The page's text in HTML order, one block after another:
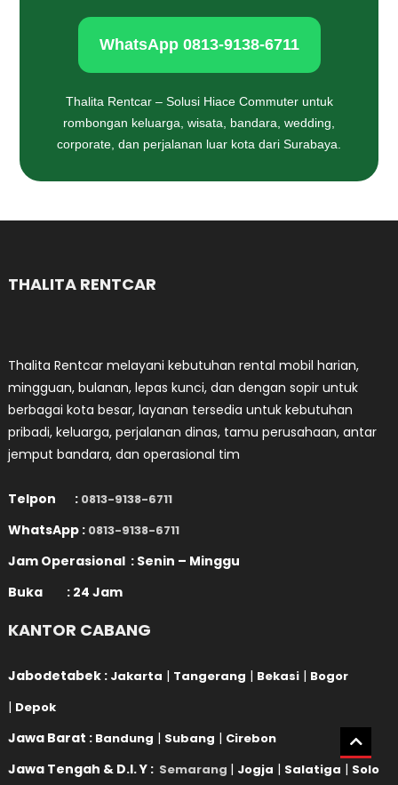
WhatsApp 0813-9138-6711
Thalita Rentcar – Solusi Hiace Commuter untuk
rombongan keluarga, wisata, bandara, wedding,
corporate, dan perjalanan luar kota dari Surabaya.
THALITA RENTCAR
Thalita Rentcar melayani kebutuhan rental mobil harian,
mingguan, bulanan, lepas kunci, dan dengan sopir untuk
berbagai kota besar, layanan tersedia untuk kebutuhan
pribadi, keluarga, perjalanan dinas, tamu perusahaan, antar
jemput bandara, dan operasional tim
Telpon : 0813-9138-6711
WhatsApp : 0813-9138-6711
Jam Operasional : Senin – Minggu
Buka : 24 Jam
KANTOR CABANG
Jabodetabek : Jakarta | Tangerang | Bekasi | Bogor
| Depok
Jawa Barat : Bandung | Subang | Cirebon
Jawa Tengah & D.I. Y : Semarang | Jogja | Salatiga | Solo